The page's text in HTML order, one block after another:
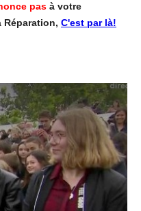
pas à votre
Réparation, C'est par là!